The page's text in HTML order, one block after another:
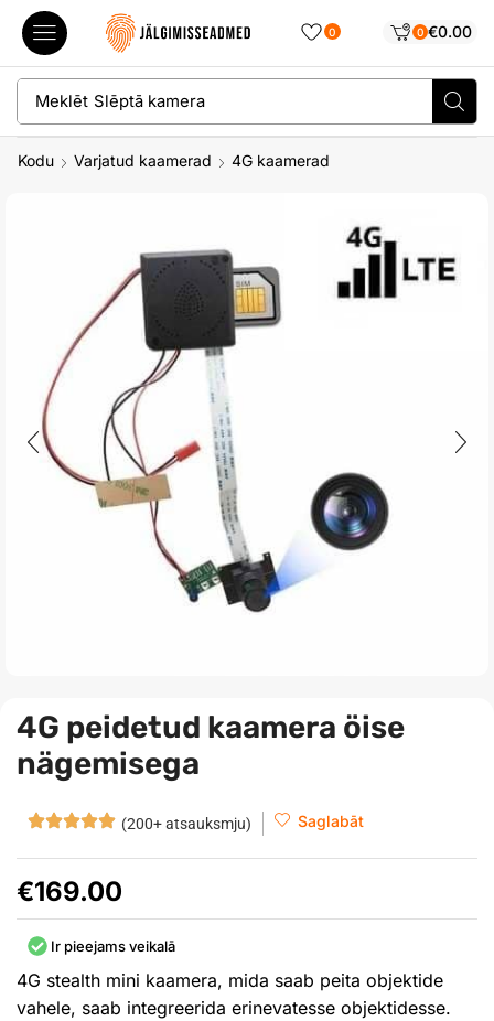
0 0 €0.00
Meklēt Slēptā kamera
Kodu Varjatud kaamerad 4G kaamerad
4G peidetud kaamera öise
nägemisega
(200+ atsauksmju) Saglabāt
€169.00
Ir pieejams veikalā
4G stealth mini kaamera, mida saab peita objektide
vahele, saab integreerida erinevatesse objektidesse.